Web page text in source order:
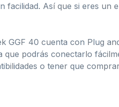
facilidad. Así que si eres
GGF 40 cuenta con Plug
podrás conectarlo
o tener que